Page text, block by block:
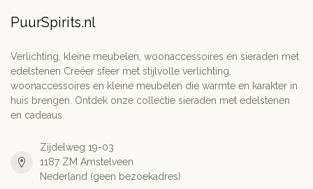
PuurSpirits.nl
Verlichting, kleine meubelen, woonaccessoires en sieraden met
edelstenen Creëer sfeer met stijlvolle verlichting,
woonaccessoires en kleine meubelen die warmte en karakter in
huis brengen. Ontdek onze collectie sieraden met edelstenen
en cadeaus.
Zijdelweg 19-03
1187 ZM Amstelveen
Nederland (geen bezoekadres)